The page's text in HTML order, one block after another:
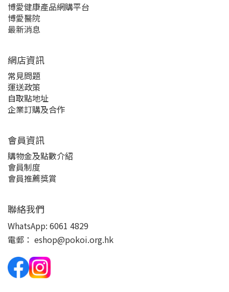
博愛健康產品網購平台
博愛醫院
最新消息
網店資訊
常見問題
運送政策
自取點地址
企業訂購及合作
會員資訊
購物金及點數介紹
會員制度
會員推薦獎賞
聯絡我們
WhatsApp: 6061 4829
電郵： eshop@pokoi.org.hk